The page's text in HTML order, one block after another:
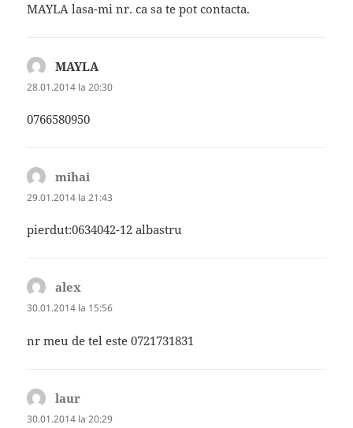
MAYLA lasa-mi nr. ca sa te pot contacta.
MAYLAspune:
28.01.2014 la 20:30
0766580950
mihai
29.01.2014 la 21:43
pierdut:0634042-12 albastru
alex
30.01.2014 la 15:56
nr meu de tel este 0721731831
laur
30.01.2014 la 20:29